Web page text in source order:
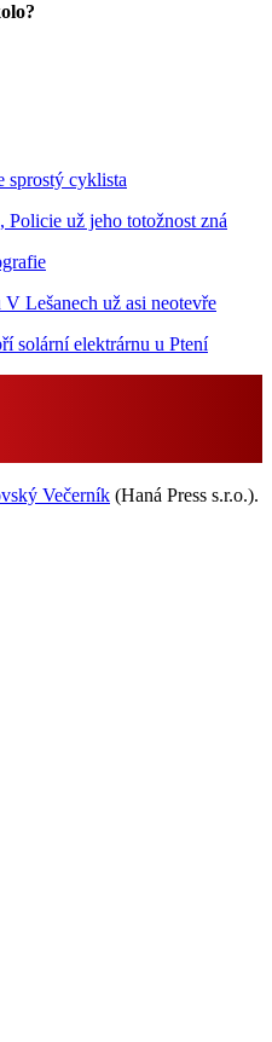
sprostý cyklista
už jeho totožnost zná
Lešanech už asi neotevře
solární elektrárnu u Ptení
Večerník (Haná Press s.r.o.).